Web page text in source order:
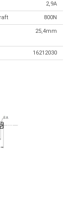
2,9A
800N
25,4mm
16212030